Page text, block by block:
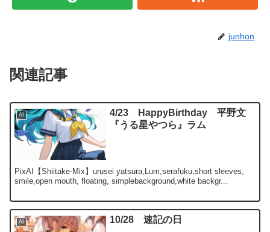
junhon
関連記事
AI
4/23 HappyBirthday 平野文
『うる星やつら』ラム
PixAI【Shiitake-Mix】urusei yatsura,Lum,serafuku,short sleeves,
smile,open mouth, floating, simplebackground,white backgr...
AI 10/28 速記の日